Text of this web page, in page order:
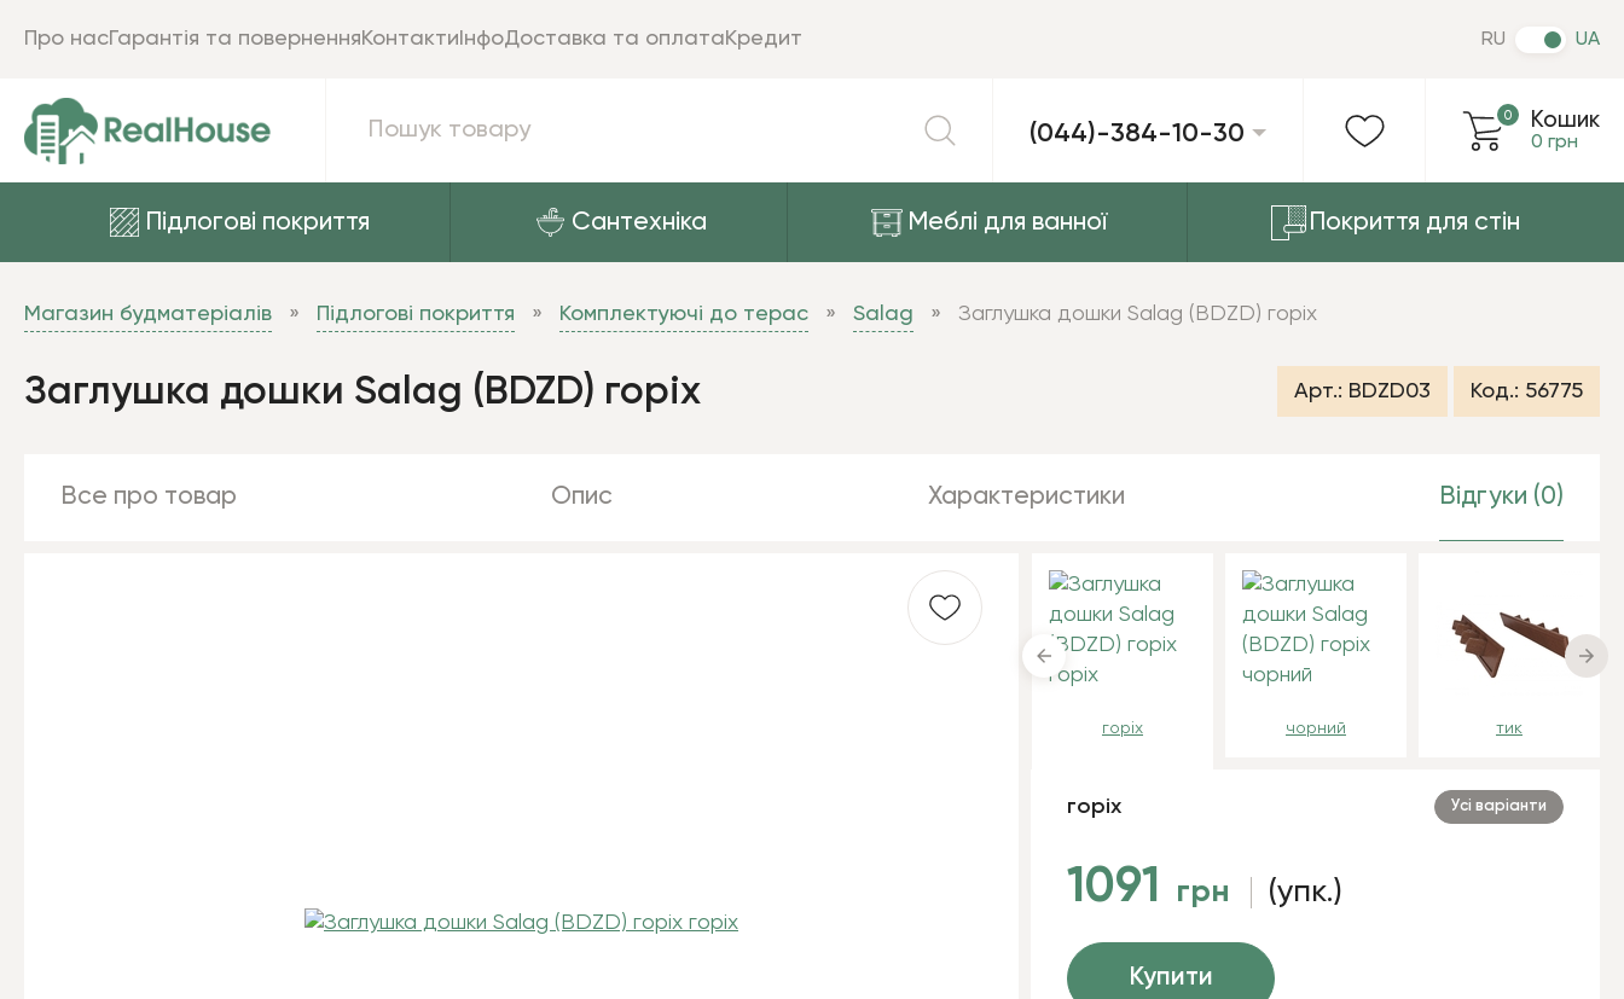
(044)-384-10-30
Кошик
0 грн
0
RU UA
Підлогові покриття Сантехніка Меблі для ванної Покриття для стін
Про насГарантія та поверненняКонтакти ІнфоДоставка та оплатаКредит
Магазин будматеріалів Підлогові покриття Комплектуючі до терас Salag Заглушка дошки Salag (BDZD) горіх
Заглушка дошки Salag (BDZD) горіх Арт.: BDZD03 Код.: 56775
Все про товар Опис Характеристики Відгуки (0)
горіх чорний тик
горіх Усі варіанти
1091 грн (упк.)
Купити